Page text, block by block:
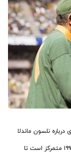
نلسون ماندلا
بیشتر روی نتیجه جام جهانی ۱۹۹۵ متمرکز است تا